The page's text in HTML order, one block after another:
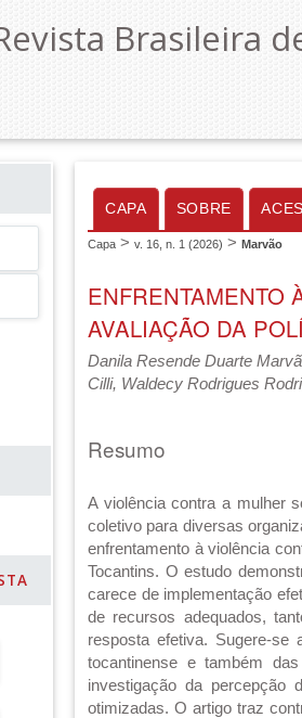
Brasileira
CAPA SOBRE
Capa > v. 16, n. 1 (2026) > Marvão
ENFRENTAMENTO
AVALIAÇÃO DA
Danila Resende Duarte
Cilli, Waldecy Rodrigues
Resumo
A violência contra a mulher
coletivo para diversas
enfrentamento à violência
Tocantins. O estudo
carece de implementação
de recursos adequados,
resposta efetiva. Sugere-
tocantinense e também
investigação da percepção
otimizadas. O artigo traz